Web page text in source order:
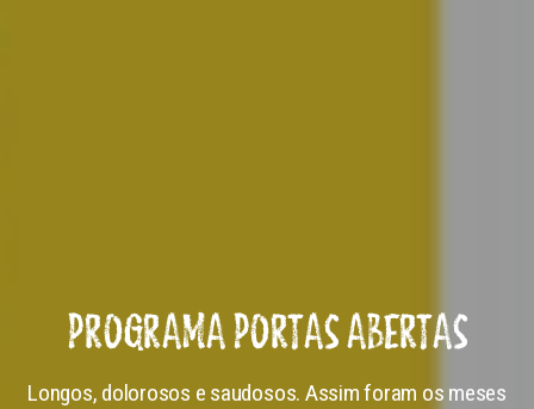
PROGRAMA PORTAS ABERTAS
Longos, dolorosos e saudosos. Assim foram os meses